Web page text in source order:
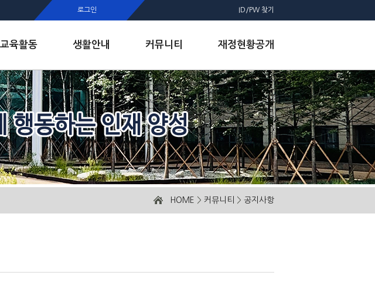
로그인 ID/PW 찾기
교육활동 생활안내 커뮤니티 재정현황공개
HOME > 커뮤니티 > 공지사항